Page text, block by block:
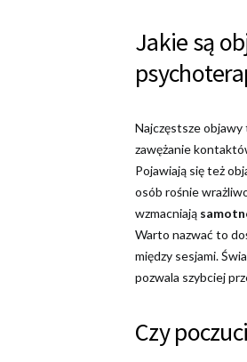
Jakie są
Najczęstsze
zawężanie
Pojawiają się też
osób rośnie
wzmacniają
Warto nazwać to
między sesjami.
pozwala szybciej
Czy